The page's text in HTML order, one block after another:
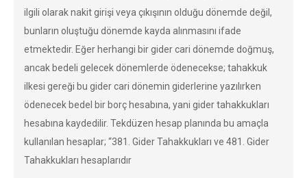
ilgili olarak nakit girişi veya çıkışının olduğu dönemde değil,
bunların oluştuğu dönemde kayda alınmasını ifade
etmektedir. Eğer herhangi bir gider cari dönemde doğmuş,
ancak bedeli gelecek dönemlerde ödenecekse; tahakkuk
ilkesi gereği bu gider cari dönemin giderlerine yazılırken
ödenecek bedel bir borç hesabına, yani gider tahakkukları
hesabına kaydedilir. Tekdüzen hesap planında bu amaçla
kullanılan hesaplar; “381. Gider Tahakkukları ve 481. Gider
Tahakkukları hesaplarıdır